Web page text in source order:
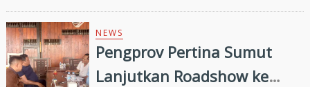
Penilaian Kepatuhan
Pelayanan Publik Oleh
Ombudsman RI tahun 2026
NEWS
Pengprov Pertina Sumut
Lanjutkan Roadshow ke